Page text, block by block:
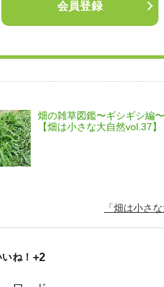
会員登録
畑の雑草図鑑〜ギシギシ編〜
【畑は小さな大自然vol.37】
「畑は小さな
+2